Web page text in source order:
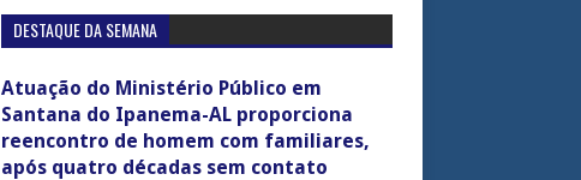
DESTAQUE DA SEMANA
Atuação do Ministério Público em
Santana do Ipanema-AL proporciona
reencontro de homem com familiares,
após quatro décadas sem contato